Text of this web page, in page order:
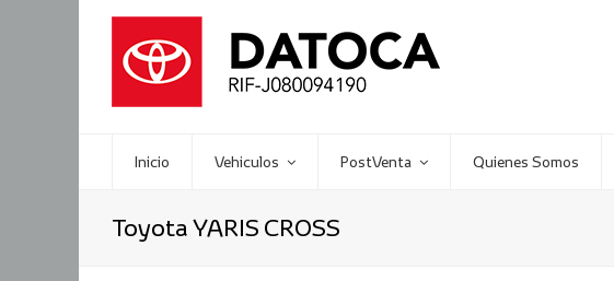
Inicio Vehiculos PostVenta Quienes Somos
Toyota YARIS CROSS